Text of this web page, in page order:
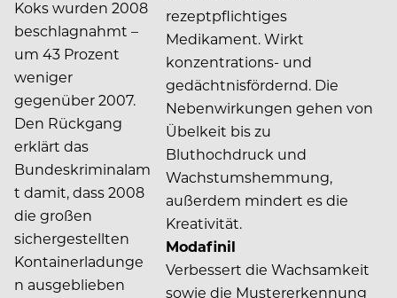
rezeptpflichtiges
Medikament. Wirkt
konzentrations- und
gedächtnisfördernd. Die
Nebenwirkungen gehen von
Übelkeit bis zu
Bluthochdruck und
Wachstumshemmung,
außerdem mindert es die
Kreativität.
Modafinil
Verbessert die Wachsamkeit
sowie die Mustererkennung
Koks wurden 2008
beschlagnahmt –
um 43 Prozent
weniger
gegenüber 2007.
Den Rückgang
erklärt das
Bundeskriminalam
t damit, dass 2008
die großen
sichergestellten
Kontainerladunge
n ausgeblieben